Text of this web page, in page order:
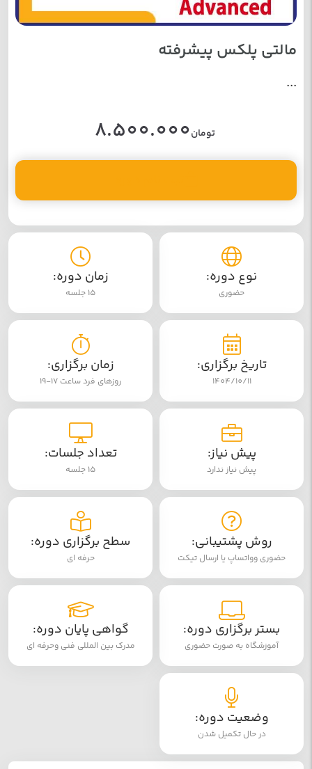
مالتی پلکس پیشرفته
...
تومان8.500.000
نوع دوره:
حضوری
زمان دوره:
15 جلسه
تاریخ برگزاری:
1404/10/11
زمان برگزاری:
روزهای فرد ساعت 17-19
پیش نیاز:
پیش نیاز ندارد
تعداد جلسات:
15 جلسه
روش پشتیبانی:
حضوری وواتساپ یا ارسال تیکت
سطح برگزاری دوره:
حرفه ای
بستر برگزاری دوره:
آموزشگاه به صورت حضوری
گواهی پایان دوره:
مدرک بین المللی فنی وحرفه ای
وضعیت دوره:
در حال تکمیل شدن